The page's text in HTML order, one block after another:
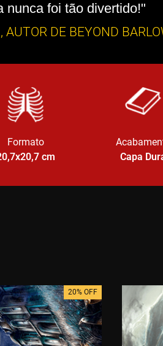
nunca foi tão divertido!"
AUTOR DE BEYOND
Formato
cm
Capa
20% OFF